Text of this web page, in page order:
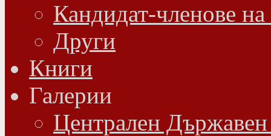
Кандидат-членове
Други
Книги
Галерии
Централен